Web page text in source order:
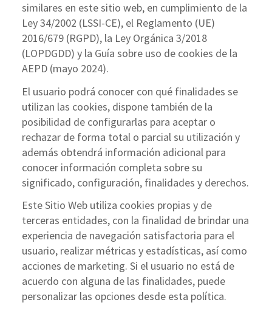
similares en este sitio web, en cumplimiento de la
Ley 34/2002 (LSSI-CE), el Reglamento (UE)
2016/679 (RGPD), la Ley Orgánica 3/2018
(LOPDGDD) y la Guía sobre uso de cookies de la
AEPD (mayo 2024).
El usuario podrá conocer con qué finalidades se
utilizan las cookies, dispone también de la
posibilidad de configurarlas para aceptar o
rechazar de forma total o parcial su utilización y
además obtendrá información adicional para
conocer información completa sobre su
significado, configuración, finalidades y derechos.
Este Sitio Web utiliza cookies propias y de
terceras entidades, con la finalidad de brindar una
experiencia de navegación satisfactoria para el
usuario, realizar métricas y estadísticas, así como
acciones de marketing. Si el usuario no está de
acuerdo con alguna de las finalidades, puede
personalizar las opciones desde esta política.